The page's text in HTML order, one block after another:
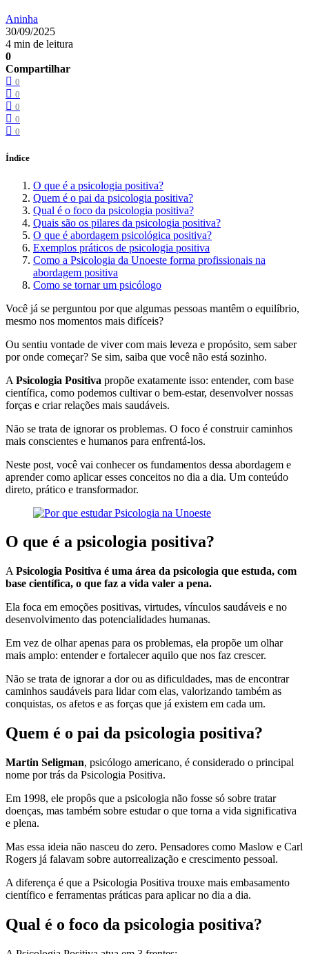
Aninha
30/09/2025
4 min de leitura
0
Compartilhar
0
0
0
0
0
Índice
O que é a psicologia positiva?
Quem é o pai da psicologia positiva?
Qual é o foco da psicologia positiva?
Quais são os pilares da psicologia positiva?
O que é abordagem psicológica positiva?
Exemplos práticos de psicologia positiva
Como a Psicologia da Unoeste forma profissionais na
abordagem positiva
Como se tornar um psicólogo
Você já se perguntou por que algumas pessoas mantêm o equilíbrio,
mesmo nos momentos mais difíceis?
Ou sentiu vontade de viver com mais leveza e propósito, sem saber
por onde começar? Se sim, saiba que você não está sozinho.
A Psicologia Positiva propõe exatamente isso: entender, com base
científica, como podemos cultivar o bem-estar, desenvolver nossas
forças e criar relações mais saudáveis.
Não se trata de ignorar os problemas. O foco é construir caminhos
mais conscientes e humanos para enfrentá-los.
Neste post, você vai conhecer os fundamentos dessa abordagem e
aprender como aplicar esses conceitos no dia a dia. Um conteúdo
direto, prático e transformador.
O que é a psicologia positiva?
A Psicologia Positiva é uma área da psicologia que estuda, com
base científica, o que faz a vida valer a pena.
Ela foca em emoções positivas, virtudes, vínculos saudáveis e no
desenvolvimento das potencialidades humanas.
Em vez de olhar apenas para os problemas, ela propõe um olhar
mais amplo: entender e fortalecer aquilo que nos faz crescer.
Não se trata de ignorar a dor ou as dificuldades, mas de encontrar
caminhos saudáveis para lidar com elas, valorizando também as
conquistas, os afetos e as forças que já existem em cada um.
Quem é o pai da psicologia positiva?
Martin Seligman, psicólogo americano, é considerado o principal
nome por trás da Psicologia Positiva.
Em 1998, ele propôs que a psicologia não fosse só sobre tratar
doenças, mas também sobre estudar o que torna a vida significativa
e plena.
Mas essa ideia não nasceu do zero. Pensadores como Maslow e Carl
Rogers já falavam sobre autorrealização e crescimento pessoal.
A diferença é que a Psicologia Positiva trouxe mais embasamento
científico e ferramentas práticas para aplicar no dia a dia.
Qual é o foco da psicologia positiva?